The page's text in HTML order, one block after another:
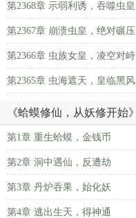
第2368章 示弱利诱，吞噬虫皇
第2367章 崩溃虫皇，绝对碾压
第2366章 虫族女皇，凌空对峙
第2365章 虫海遮天，皇临黑风
《蛤蟆修仙，从妖修开始
第1章 重生蛤蟆，金钱币
第2章 洞中遇仙，反遭劫
第3章 丹炉吞果，始化妖
第4章 逃出生天，得神通